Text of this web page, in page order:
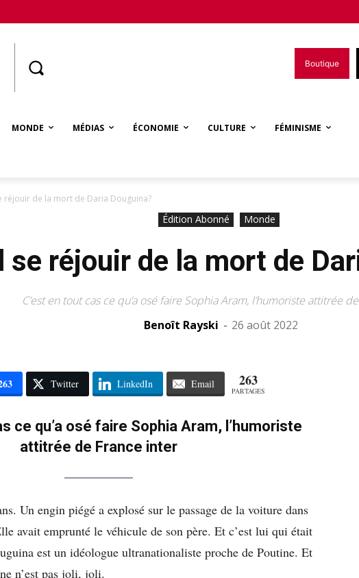
Boutique
MONDE MÉDIAS ÉCONOMIE CULTURE FÉMINISME
réjouir de la mort de Daria Douguina?
Édition Abonné Monde
se réjouir de la mort de
C’est en tout cas ce qu’a osé faire Sophia Aram, l’humoriste attitrée
Benoît Rayski - 26 août 2022
Twitter LinkedIn Email 263
PARTAGES
ce qu’a osé faire Sophia Aram, l’humoriste
attitrée de France inter
Un engin piégé a explosé sur le passage de la voiture dans
avait emprunté le véhicule de son père. Et c’est lui qui était
est un idéologue ultranationaliste proche de Poutine. Et
n’est pas joli, joli.